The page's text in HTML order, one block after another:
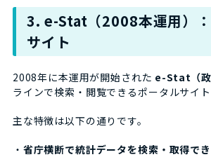
3. e-Stat（2008本運用）
サイト
2008年に本運用が開始された e-Stat（政
ラインで検索・閲覧できるポータルサイト
主な特徴は以下の通りです。
・ 省庁横断で統計データを検索・取得で